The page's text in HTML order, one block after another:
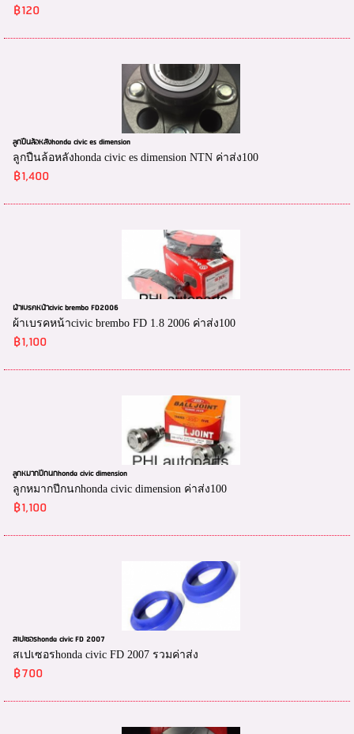
฿120
ลูกปืนล้อหลังhonda civic es dimension
ลูกปืนล้อหลังhonda civic es dimension NTN ค่าส่ง100
฿1,400
ผ้าเบรคหน้าcivic brembo FD2006
ผ้าเบรคหน้าcivic brembo FD 1.8 2006 ค่าส่ง100
฿1,100
ลูกหมากปีกนกhonda civic dimension
ลูกหมากปีกนกhonda civic dimension ค่าส่ง100
฿1,100
สเปเซอรhonda civic FD 2007
สเปเซอรhonda civic FD 2007 รวมค่าส่ง
฿700